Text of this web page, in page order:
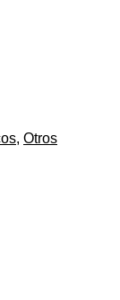
, Otros